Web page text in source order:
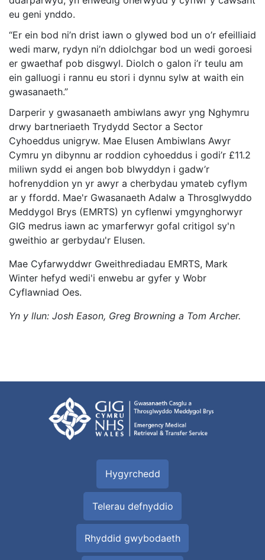
eu geni ynddo.
“Er ein bod ni’n drist iawn o glywed bod un o’r efeilliaid
wedi marw, rydyn ni’n ddiolchgar bod un wedi goroesi
er gwaethaf pob disgwyl. Diolch o galon i’r teulu am
ein galluogi i rannu eu stori i dynnu sylw at waith ein
gwasanaeth.”
Darperir y gwasanaeth ambiwlans awyr yng Nghymru
drwy bartneriaeth Trydydd Sector a Sector
Cyhoeddus unigryw. Mae Elusen Ambiwlans Awyr
Cymru yn dibynnu ar roddion cyhoeddus i godi’r £11.2
miliwn sydd ei angen bob blwyddyn i gadw’r
hofrenyddion yn yr awyr a cherbydau ymateb cyflym
ar y ffordd. Mae'r Gwasanaeth Adalw a Throsglwyddo
Meddygol Brys (EMRTS) yn cyflenwi ymgynghorwyr
GIG medrus iawn ac ymarferwyr gofal critigol sy'n
gweithio ar gerbydau'r Elusen.
Mae Cyfarwyddwr Gweithrediadau EMRTS, Mark
Winter hefyd wedi'i enwebu ar gyfer y Wobr
Cyflawniad Oes.
Yn y llun: Josh Eason, Greg Browning a Tom Archer.
Hygyrchedd
Telerau defnyddio
Rhyddid gwybodaeth